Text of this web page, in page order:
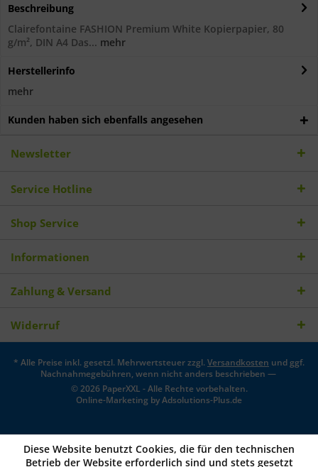
Beschreibung
Clairefontaine FASHION Premium White Kopierpapier, 80
g/m², DIN A4 Das... mehr
Herstellerinfo
mehr
Kunden haben sich ebenfalls angesehen
Newsletter
Service Hotline
Shop Service
Informationen
Zahlung & Versand
Widerruf
* Alle Preise inkl. gesetzl. Mehrwertsteuer zzgl.Versandkosten und ggf.
Nachnahmegebühren, wenn nicht anders beschrieben —
© 2026 PaperXXL - Alle Rechte vorbehalten.
Online-Marketing byAdsolutions-Plus.de
Diese Website benutzt Cookies, die für den technischen
Betrieb der Website erforderlich sind und stets gesetzt